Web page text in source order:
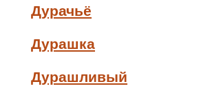
Дурачьё
Дурашка
Дурашливый